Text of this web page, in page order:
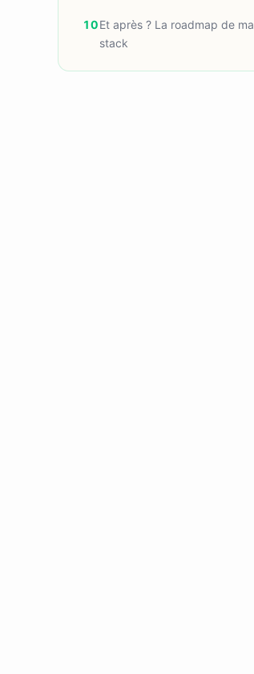
10Et après ? La roadmap de ma
stack